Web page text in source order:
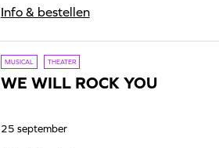
Info & bestellen
MUSICAL THEATER
WE WILL ROCK YOU
25 september